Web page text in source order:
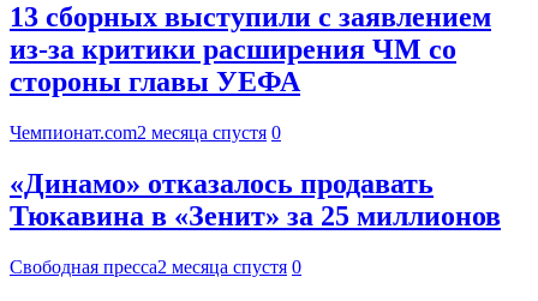
13 сборных выступили с заявлением
из-за критики расширения ЧМ со
стороны главы УЕФА
Чемпионат.com2 месяца спустя 0
«Динамо» отказалось продавать
Тюкавина в «Зенит» за 25 миллионов
Свободная пресса2 месяца спустя 0